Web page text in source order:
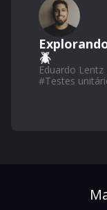
🪲
Eduardo Lentz
#Testes